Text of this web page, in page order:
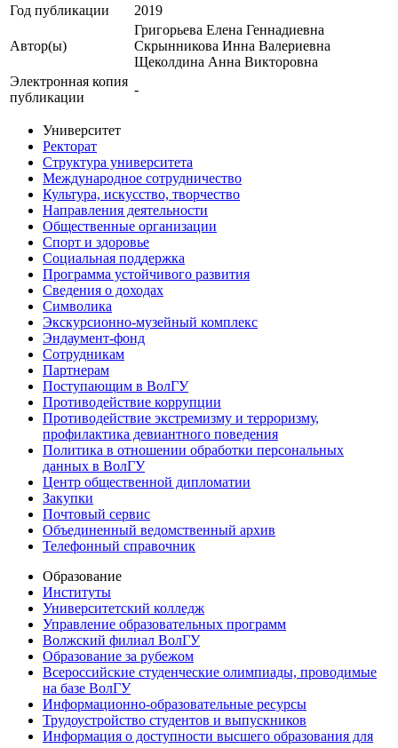
Год публикации
2019
Автор(ы)
Григорьева Елена Геннадиевна
Скрынникова Инна Валериевна
Щеколдина Анна Викторовна
Электронная копия
публикации
-
Университет
Ректорат
Структура университета
Международное сотрудничество
Культура, искусство, творчество
Направления деятельности
Общественные организации
Спорт и здоровье
Социальная поддержка
Программа устойчивого развития
Сведения о доходах
Символика
Экскурсионно-музейный комплекс
Эндаумент-фонд
Сотрудникам
Партнерам
Поступающим в ВолГУ
Противодействие коррупции
Противодействие экстремизму и терроризму,
профилактика девиантного поведения
Политика в отношении обработки персональных
данных в ВолГУ
Центр общественной дипломатии
Закупки
Почтовый сервис
Объединенный ведомственный архив
Телефонный справочник
Образование
Институты
Университетский колледж
Управление образовательных программ
Волжский филиал ВолГУ
Образование за рубежом
Всероссийские студенческие олимпиады, проводимые
на базе ВолГУ
Информационно-образовательные ресурсы
Трудоустройство студентов и выпускников
Информация о доступности высшего образования для